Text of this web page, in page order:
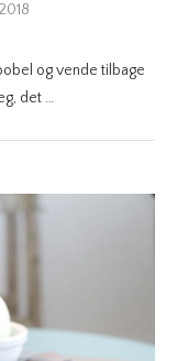
og vende tilbage
det …